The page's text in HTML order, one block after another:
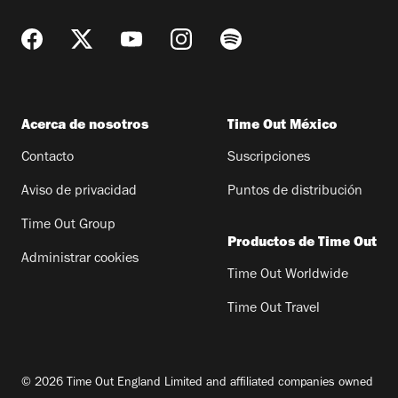
Acerca de nosotros
Contacto
Aviso de privacidad
Time Out Group
Administrar cookies
Time Out México
Suscripciones
Puntos de distribución
Productos de Time Out
Time Out Worldwide
Time Out Travel
© 2026 Time Out England Limited and affiliated companies owned